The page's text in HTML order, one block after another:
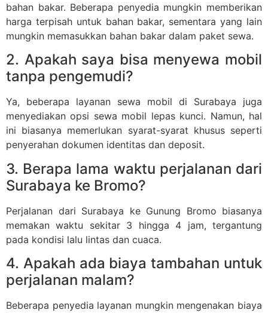
bahan bakar. Beberapa penyedia mungkin memberikan
harga terpisah untuk bahan bakar, sementara yang lain
mungkin memasukkan bahan bakar dalam paket sewa.
2. Apakah saya bisa menyewa mobil
tanpa pengemudi?
Ya, beberapa layanan sewa mobil di Surabaya juga
menyediakan opsi sewa mobil lepas kunci. Namun, hal
ini biasanya memerlukan syarat-syarat khusus seperti
penyerahan dokumen identitas dan deposit.
3. Berapa lama waktu perjalanan dari
Surabaya ke Bromo?
Perjalanan dari Surabaya ke Gunung Bromo biasanya
memakan waktu sekitar 3 hingga 4 jam, tergantung
pada kondisi lalu lintas dan cuaca.
4. Apakah ada biaya tambahan untuk
perjalanan malam?
Beberapa penyedia layanan mungkin mengenakan biaya